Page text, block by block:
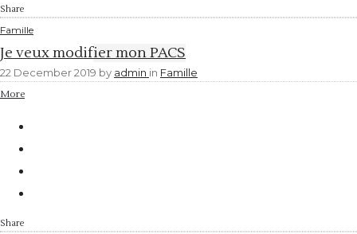
Share
Famille
Je veux modifier mon PACS
22 December 2019 by admin in Famille
More
Share